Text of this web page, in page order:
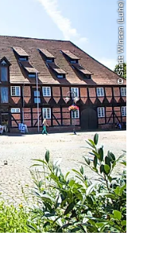
© Stadt Winsen (Luhe)